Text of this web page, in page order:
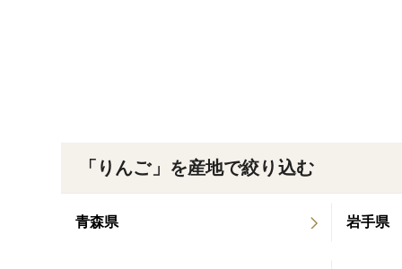
「りんご」を産地で絞り込む
青森県 岩手県